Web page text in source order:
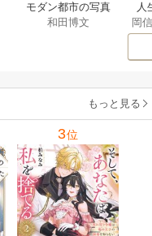
モダン都市の写真
史 1923－1944
和田博文
人
教
岡
もっと見る
3位